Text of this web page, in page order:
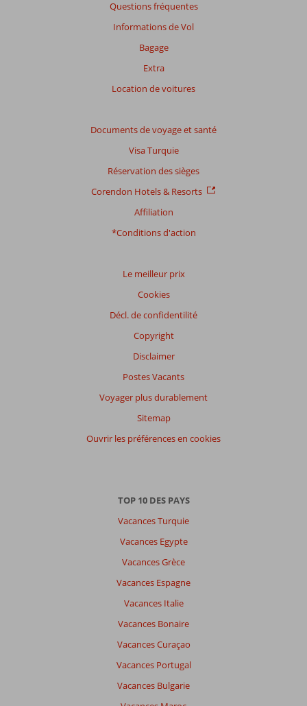
Questions fréquentes
Informations de Vol
Bagage
Extra
Location de voitures
Documents de voyage et santé
Visa Turquie
Réservation des sièges
Corendon Hotels & Resorts
Affiliation
*Conditions d'action
Le meilleur prix
Cookies
Décl. de confidentilité
Copyright
Disclaimer
Postes Vacants
Voyager plus durablement
Sitemap
Ouvrir les préférences en cookies
TOP 10 DES PAYS
Vacances Turquie
Vacances Egypte
Vacances Grèce
Vacances Espagne
Vacances Italie
Vacances Bonaire
Vacances Curaçao
Vacances Portugal
Vacances Bulgarie